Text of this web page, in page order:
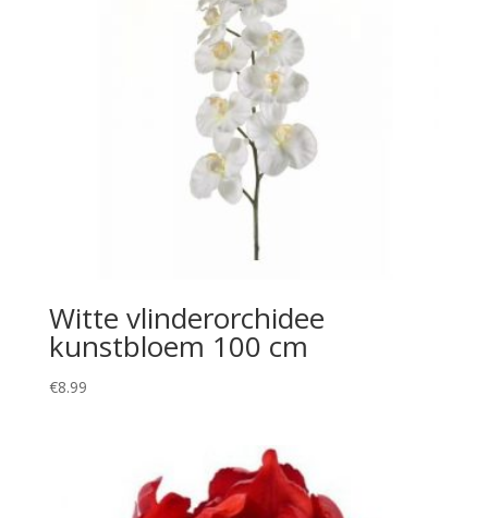
Witte vlinderorchidee
kunstbloem 100 cm
€8.99